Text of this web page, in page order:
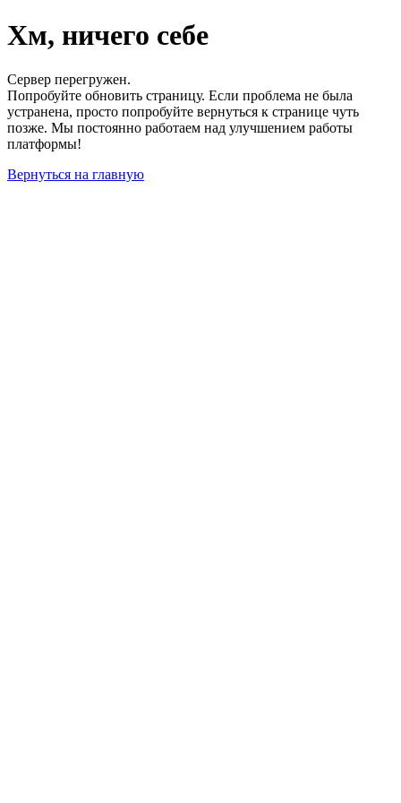
Хм, ничего себе
Сервер перегружен.
Попробуйте обновить страницу. Если проблема не была
устранена, просто попробуйте вернуться к странице чуть
позже. Мы постоянно работаем над улучшением работы
платформы!
Вернуться на главную